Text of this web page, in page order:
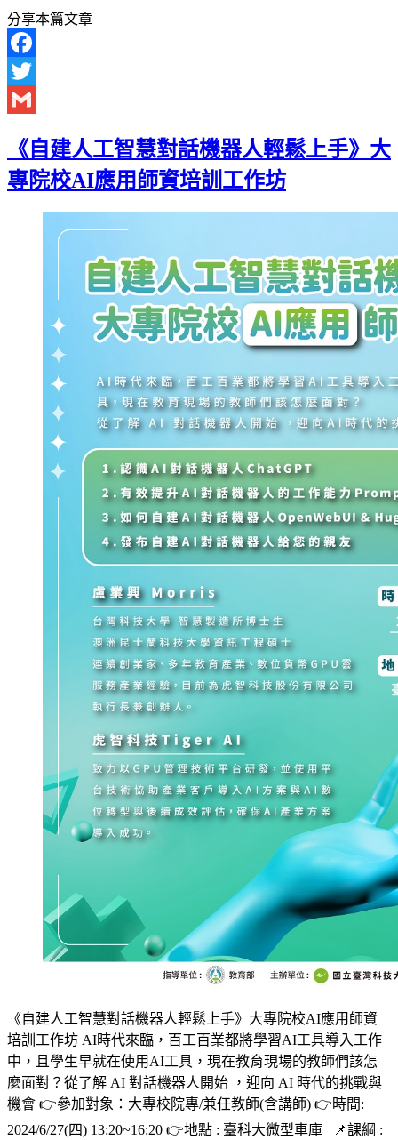
分享本篇文章
Facebook
Twitter
《自建人工智慧對話機器人輕鬆上手》大
專院校AI應用師資培訓工作坊
《自建人工智慧對話機器人輕鬆上手》大專院校AI應用師資
培訓工作坊 AI時代來臨，百工百業都將學習AI工具導入工作
中，且學生早就在使用AI工具，現在教育現場的教師們該怎
麼面對？從了解 AI 對話機器人開始 ，迎向 AI 時代的挑戰與
機會 👉參加對象：大專校院專/兼任教師(含講師) 👉時間:
2024/6/27(四) 13:20~16:20 👉地點 : 臺科大微型車庫 📌課綱 :